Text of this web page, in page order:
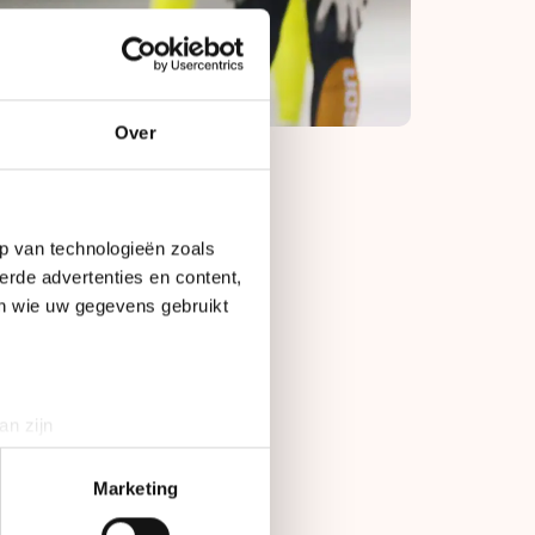
Over
van technologieën zoals
advertenties en content,
wie uw gegevens gebruikt
zijn
detailgedeeltein. U kunt uw
Marketing
vertegenwoordigd
de Vries was de
was
mis.
eerlijk vast.
in de finale.